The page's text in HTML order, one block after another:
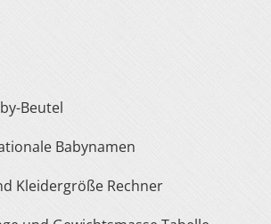
Beutel
Babynamen
Kleidergröße Rechner